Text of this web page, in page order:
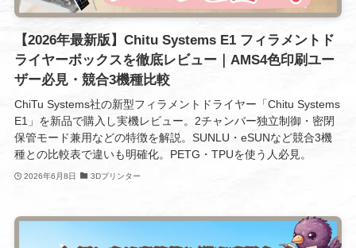
【2026年最新版】Chitu Systems E1 フィラメントド
ライヤーボックスを徹底レビュー｜AMS4色印刷ユー
ザー必見・競合3機種比較
ChiTu Systems社の新型フィラメントドライヤー「Chitu Systems
E1」を新品で購入し実機レビュー。2チャンバー独立制御・密閉
保管モード兼用などの特徴を解説。SUNLU・eSUNなど競合3機
種との比較表で違いも明確化。PETG・TPUを使う人必見。
2026年6月8日 3Dプリンター